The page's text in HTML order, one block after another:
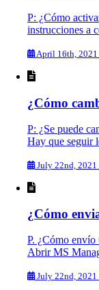
P: ¿Cómo
instrucciones a
April 16th, 2021
¿Cómo
P: ¿Se puede
Hay que seguir
July 22nd, 2021
¿Cómo
P. ¿Cómo envío
Abrir MS
July 22nd, 2021